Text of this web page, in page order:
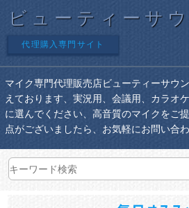
ビューティーサ
代理購入専門サイト
マイク専門代理販売店ビューティーサウ
えております、実況用、会議用、カラオ
に選んでください、高音質のマイクをご
点がございましたら、お気軽にお問い合わ